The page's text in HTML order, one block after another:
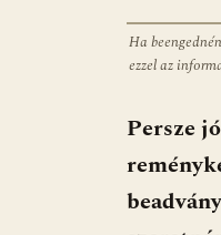
Ha
ezzel az
Persze